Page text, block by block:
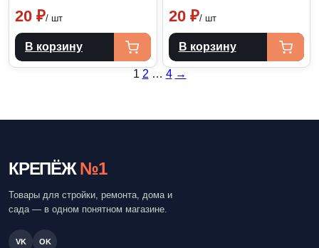
20 ₽/ шт
В корзину
20 ₽/ шт
В корзину
Posts
1 2 … 4 →
КРЕПЁЖ №1
Товары для стройки, ремонта, дома и
сада — в одном понятном магазине.
VK OK